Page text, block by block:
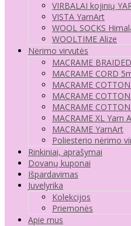
VIRBALAI kojinių
VISTA YarnArt
WOOL SOCKS
WOOLTIME Alize
Nėrimo virvutės
MACRAME
MACRAME CORD
MACRAME
MACRAME
MACRAME
MACRAME XL Yarn
MACRAME YarnArt
Poliesterio nėrimo
Rinkiniai, aprašymai
Dovanų kuponai
Išpardavimas
Juvelyrika
Kolekcijos
Priemonės
Apie mus